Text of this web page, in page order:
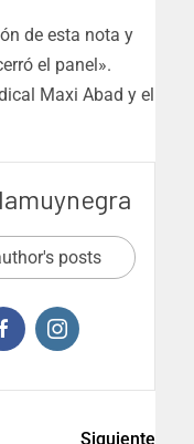
de esta nota y
el panel».
Maxi Abad y el
posts
Siguiente